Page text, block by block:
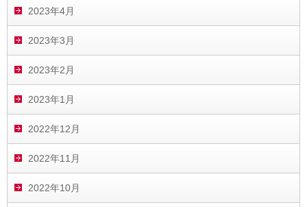
2023年4月
2023年3月
2023年2月
2023年1月
2022年12月
2022年11月
2022年10月